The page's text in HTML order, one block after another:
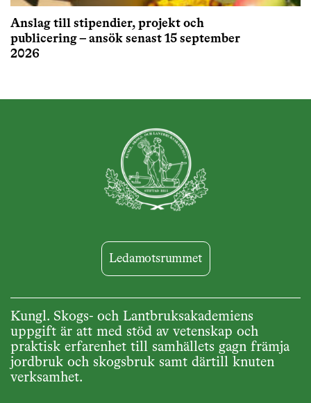
Anslag till stipendier, projekt och
publicering – ansök senast 15 september
2026
Ledamotsrummet
Kungl. Skogs- och Lantbruksakademiens
uppgift är att med stöd av vetenskap och
praktisk erfarenhet till samhällets gagn främja
jordbruk och skogsbruk samt därtill knuten
verksamhet.